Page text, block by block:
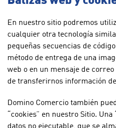
En nuestro sitio podremos
cualquier otra tecnología
pequeñas secuencias de
método de entrega de una
web o en un mensaje de
de transferirnos información
Domino Comercio también
“cookies” en nuestro Sitio.